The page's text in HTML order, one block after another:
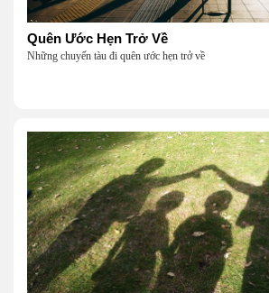
Quên Ước Hẹn Trở Về
Những chuyến tàu đi quên ước hẹn trở về